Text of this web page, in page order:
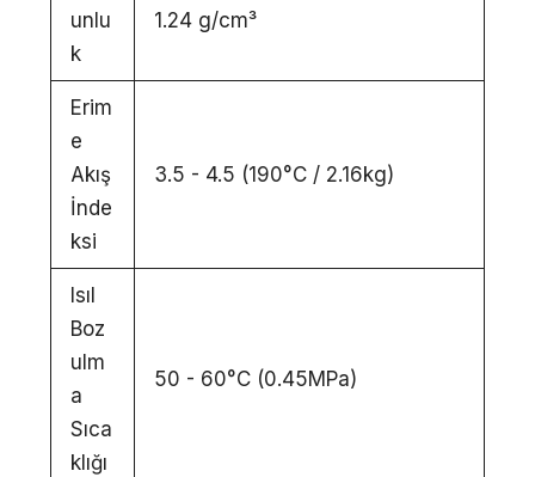
unlu
k
1.24 g/cm³
Erim
e
Akış
İnde
ksi
3.5 - 4.5 (190°C / 2.16kg)
Isıl
Boz
ulm
a
Sıca
klığı
50 - 60°C (0.45MPa)